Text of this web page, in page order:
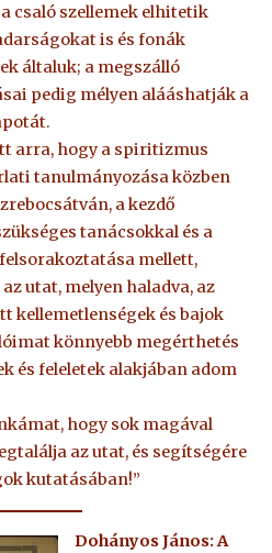
csaló szellemek elhitetik
is és fonák
általuk; a megszálló
pedig mélyen alááshatják a
arra, hogy a spiritizmus
tanulmányozása közben
a kezdő
tanácsokkal és a
mellett,
utat, melyen haladva, az
kellemetlenségek és bajok
könnyebb megérthetés
és feleletek alakjában adom
hogy sok magával
az utat, és segítségére
kutatásában!”
Dohányos János: A